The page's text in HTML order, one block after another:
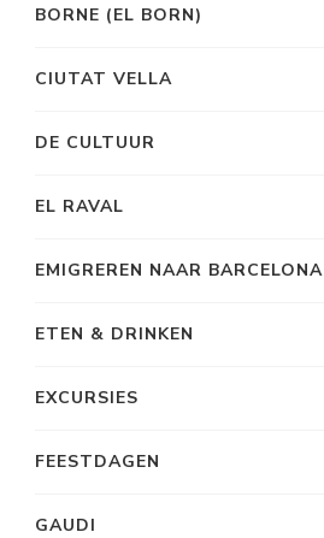
BORNE (EL BORN)
CIUTAT VELLA
DE CULTUUR
EL RAVAL
EMIGREREN NAAR BARCELONA
ETEN & DRINKEN
EXCURSIES
FEESTDAGEN
GAUDI